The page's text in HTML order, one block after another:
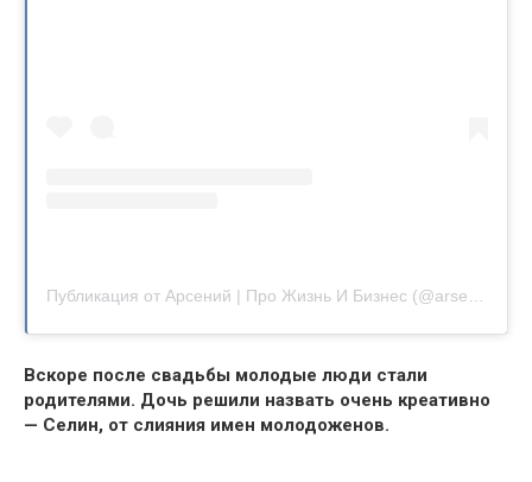
Вскоре после свадьбы молодые люди стали
родителями. Дочь решили назвать очень креативно
— Селин, от слияния имен молодоженов.